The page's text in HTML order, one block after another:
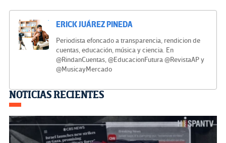
ERICK JUÁREZ PINEDA
Periodista efoncado a transparencia, rendicion de
cuentas, educación, música y ciencia. En
@RindanCuentas, @EducacionFutura @RevistaAP y
@MusicayMercado
Navegación
de
entradas
NOTICIAS RECIENTES